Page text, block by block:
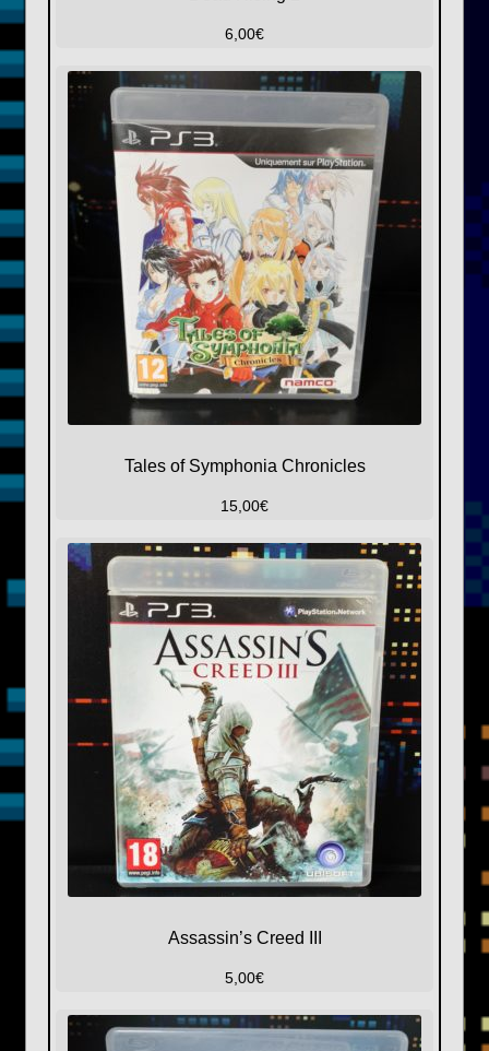
6,00€
Tales of Symphonia Chronicles
15,00€
Assassin’s Creed III
5,00€